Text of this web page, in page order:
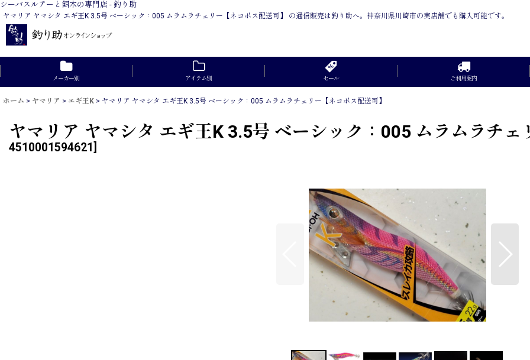
シーバスルアーと餌木の専門店 - 釣り助
ヤマリア ヤマシタ エギ王K 3.5号 ベーシック：005 ムラムラチェリー【ネコポス配送可】 の通信販売は釣り助へ。神奈川県川崎市の実店舗でも購入可能です。
メーカー別 アイテム別 セール ご利用案内
ホーム > ヤマリア > エギ王K > ヤマリア ヤマシタ エギ王K 3.5号 ベーシック：005 ムラムラチェリー【ネコポス配送可】
ヤマリア ヤマシタ エギ王K 3.5号 ベーシック：005 ムラムラチ
4510001594621